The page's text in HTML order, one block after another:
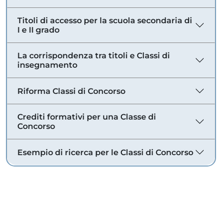
Titoli di accesso per la scuola secondaria di
I e II grado
La corrispondenza tra titoli e Classi di
insegnamento
Riforma Classi di Concorso
Crediti formativi per una Classe di
Concorso
Esempio di ricerca per le Classi di Concorso